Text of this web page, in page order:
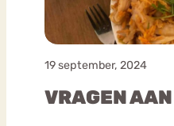
19 september, 2024
VRAGEN